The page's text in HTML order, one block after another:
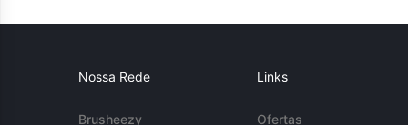
Nossa Rede
Brusheezy
Links
Ofertas